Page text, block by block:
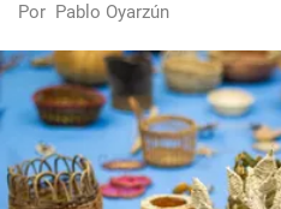
Por Pablo Oyarzún